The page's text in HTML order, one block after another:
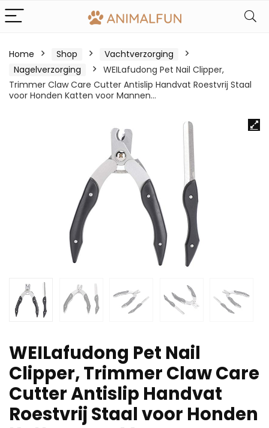
Home Shop
Vachtverzorging
Nagelverzorging
WEILafudong Pet Nail Clipper,
Trimmer Claw Care Cutter Antislip Handvat Roestvrij Staal
voor Honden Katten voor Mannen…
WEILafudong Pet Nail
Clipper, Trimmer Claw Care
Cutter Antislip Handvat
Roestvrij Staal voor Honden